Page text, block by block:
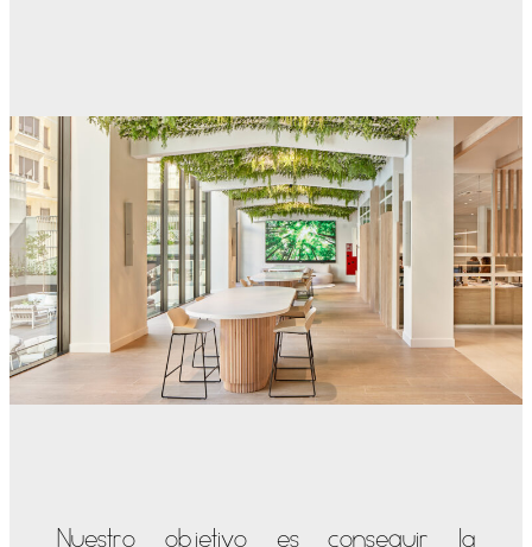
Nuestro objetivo es conseguir la